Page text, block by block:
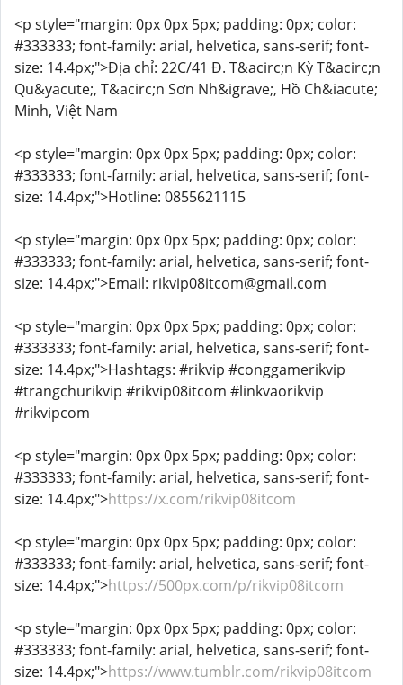
<p style="margin: 0px 0px 5px; padding: 0px; color:
#333333; font-family: arial, helvetica, sans-serif; font-
size: 14.4px;">Địa chỉ: 22C/41 Đ. T&acirc;n Kỳ T&acirc;n
Qu&yacute;, T&acirc;n Sơn Nh&igrave;, Hồ Ch&iacute;
Minh, Việt Nam
<p style="margin: 0px 0px 5px; padding: 0px; color:
#333333; font-family: arial, helvetica, sans-serif; font-
size: 14.4px;">Hotline: 0855621115
<p style="margin: 0px 0px 5px; padding: 0px; color:
#333333; font-family: arial, helvetica, sans-serif; font-
size: 14.4px;">Email: rikvip08itcom@gmail.com
<p style="margin: 0px 0px 5px; padding: 0px; color:
#333333; font-family: arial, helvetica, sans-serif; font-
size: 14.4px;">Hashtags: #rikvip #conggamerikvip
#trangchurikvip #rikvip08itcom #linkvaorikvip
#rikvipcom
<p style="margin: 0px 0px 5px; padding: 0px; color:
#333333; font-family: arial, helvetica, sans-serif; font-
size: 14.4px;">https://x.com/rikvip08itcom
<p style="margin: 0px 0px 5px; padding: 0px; color:
#333333; font-family: arial, helvetica, sans-serif; font-
size: 14.4px;">https://500px.com/p/rikvip08itcom
<p style="margin: 0px 0px 5px; padding: 0px; color:
#333333; font-family: arial, helvetica, sans-serif; font-
size: 14.4px;">https://www.tumblr.com/rikvip08itcom